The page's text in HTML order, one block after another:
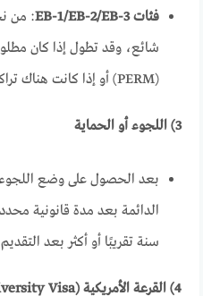
فئات EB-1/EB-2/EB-3
: من
شائع، وقد تطول إذا كان
(PERM) أو إذا كانت هناك تراكمات لبعض الدول.
3) اللجوء أو الحماية
بعد الحصول على وضع اللجوء/
الدائمة بعد مدة قانونية
سنة تقريبًا أو أكثر بعد
4) القرعة الأمريكية (Diversity Visa)